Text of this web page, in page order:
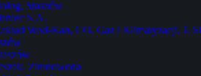
Staszów
S.A.
Wod-Kan, CO, Gaz i Klimatyzacji, J.
Zimnowoda